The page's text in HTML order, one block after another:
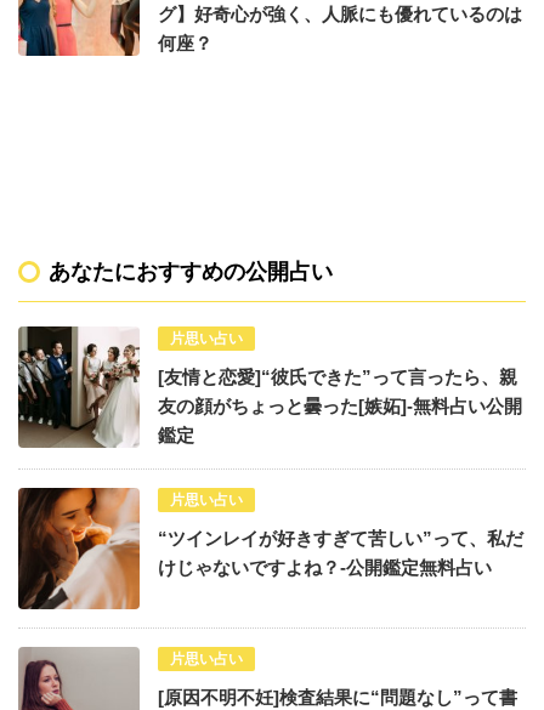
グ】好奇心が強く、人脈にも優れているのは
何座？
あなたにおすすめの公開占い
片思い占い
[友情と恋愛]“彼氏できた”って言ったら、親
友の顔がちょっと曇った[嫉妬]-無料占い公開
鑑定
片思い占い
“ツインレイが好きすぎて苦しい”って、私だ
けじゃないですよね？-公開鑑定無料占い
片思い占い
[原因不明不妊]検査結果に“問題なし”って書